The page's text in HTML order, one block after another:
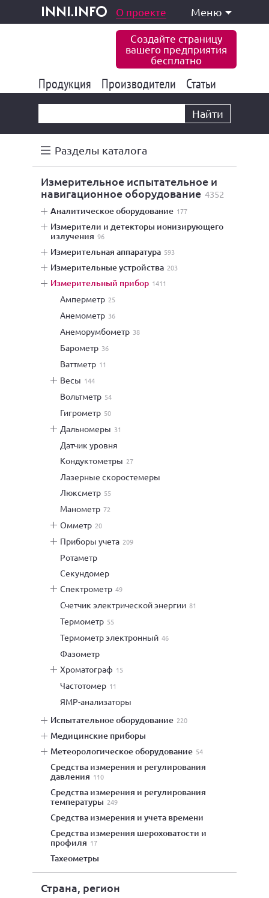
inni.info
и услуги О проекте Меню
Создайте страницу
вашего предприятия
бесплатно
Продукция 177 826
Производители 6 767
Статьи
Найти
Разделы каталога
измерительное испытательное и
навигационное оборудование 4352
аналитическое оборудование 177
измерители и детекторы ионизирующего
излучения 96
измерительная аппаратура 593
измерительные устройства 203
измерительный прибор 1411
амперметр 25
анемометр 36
анеморумбометр 38
барометр 36
ваттметр 11
весы 144
вольтметр 54
гигрометр 50
дальномеры 31
датчик уровня
кондуктометры 27
лазерные скоростемеры
люксметр 55
манометр 72
омметр 20
приборы учета 209
ротаметр
секундомер
спектрометр 49
счетчик электрической энергии 81
термометр 55
термометр электронный 46
фазометр
хроматограф 15
частотомер 11
ЯМР-анализаторы
испытательное оборудование 220
медицинские приборы
метеорологическое оборудование 54
средства измерения и регулирования
давления 110
средства измерения и регулирования
температуры 249
средства измерения и учета времени
средства измерения шероховатости и
профиля 17
тахеометры
Страна, регион